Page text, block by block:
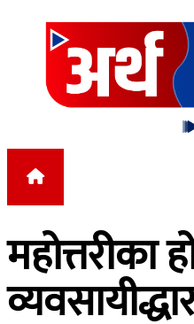
Skip to content
महोत्तरीका